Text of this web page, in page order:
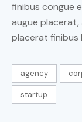
finibus congue
augue
placerat finibus
agency
startup